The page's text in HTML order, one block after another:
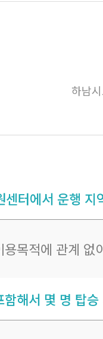
하남
센터에서 운행
목적에 관계 없
해서 몇 명 탑